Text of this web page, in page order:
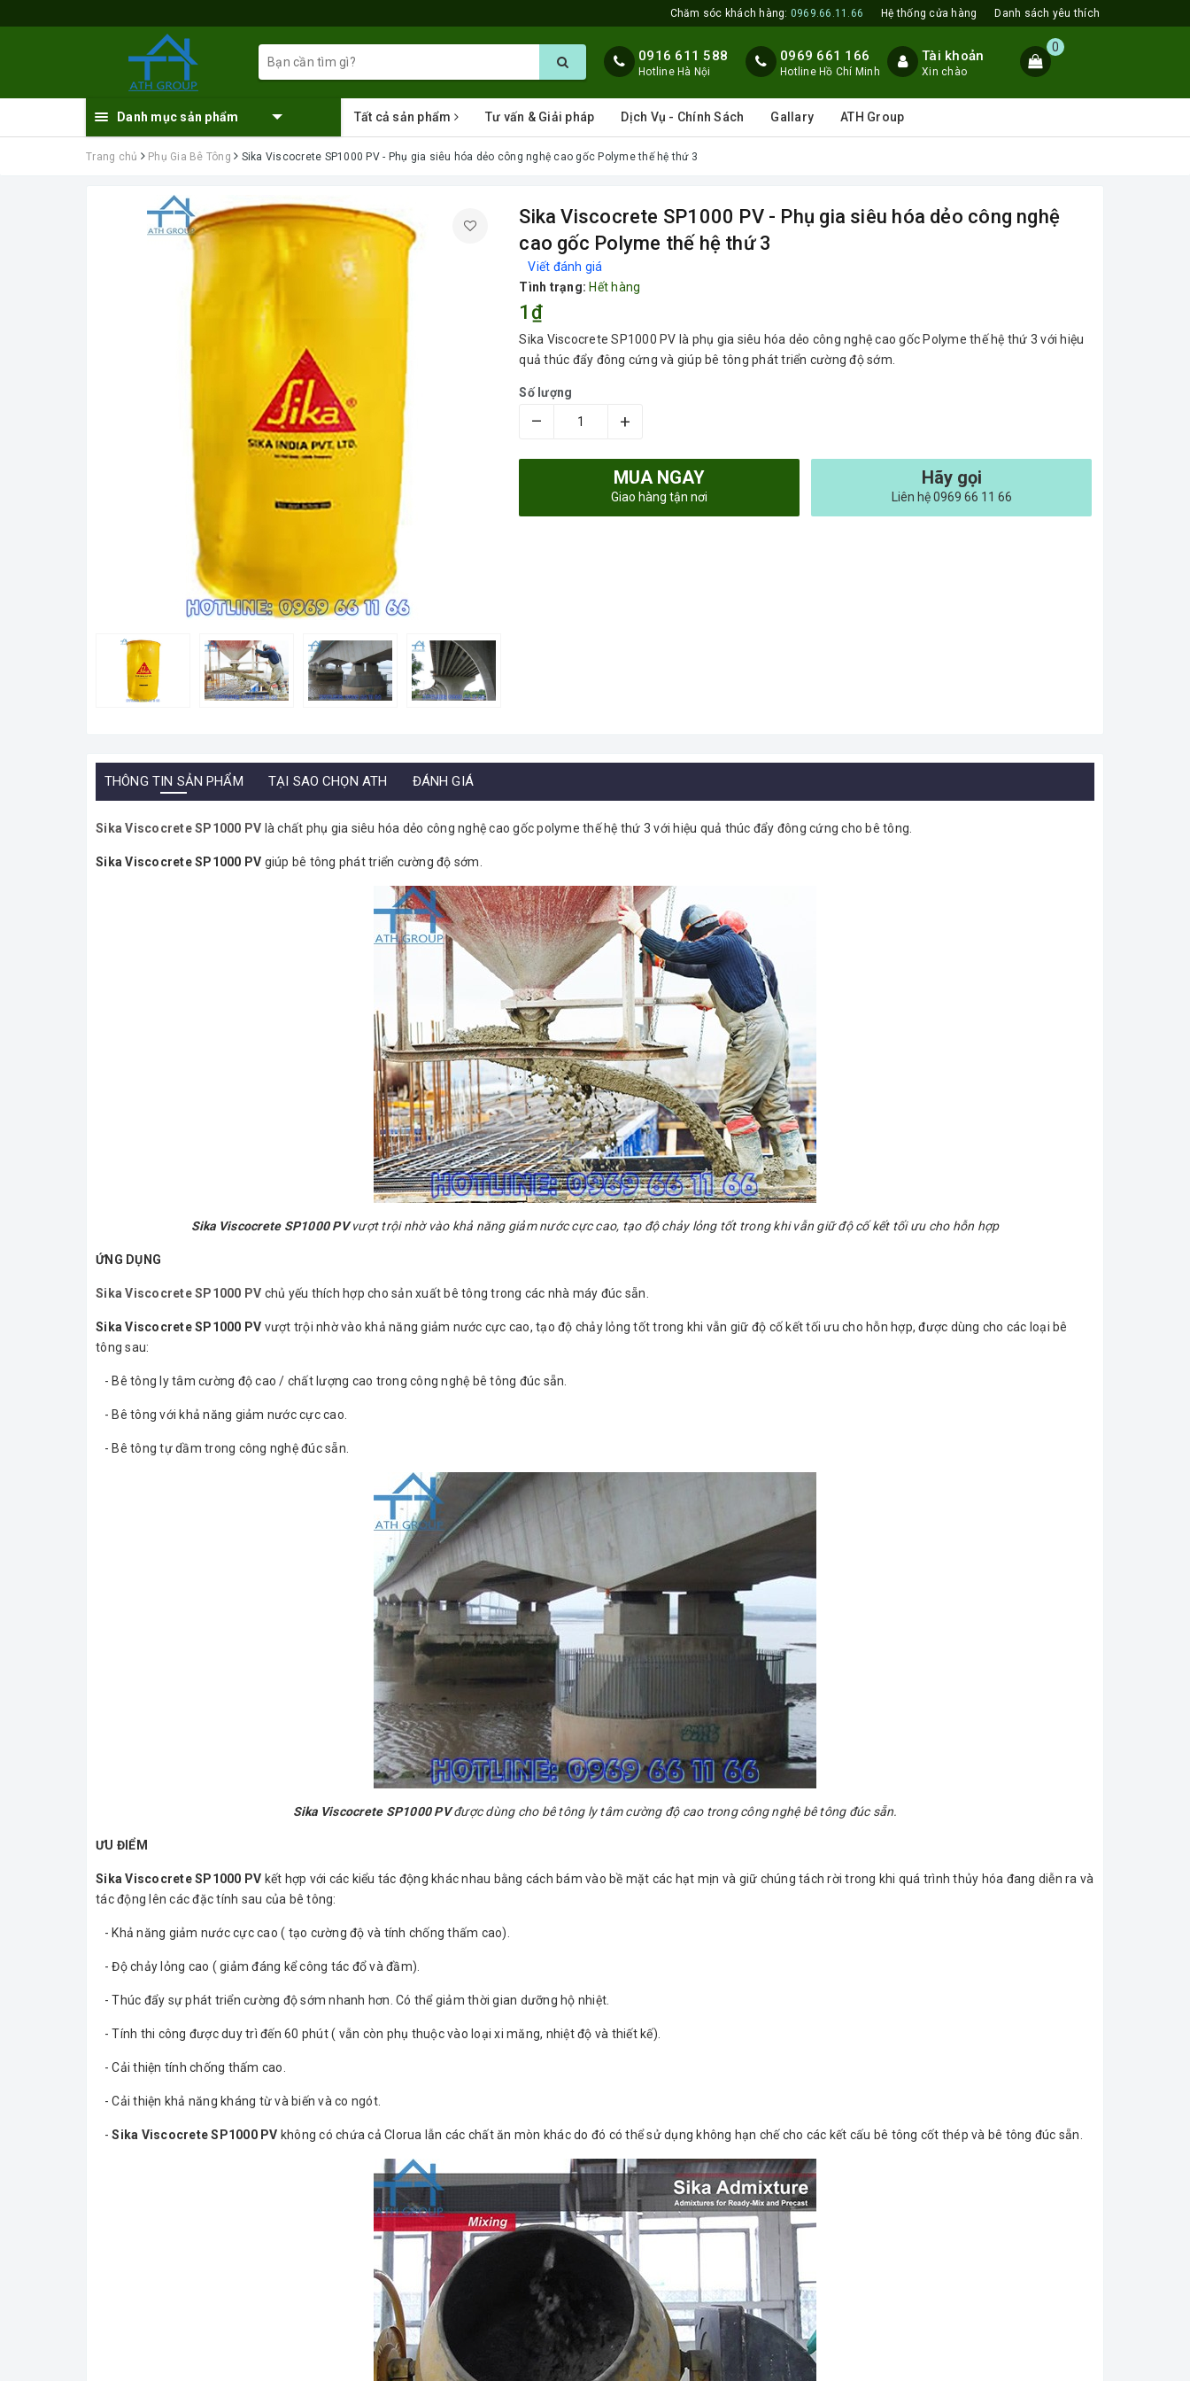
Chăm sóc khách hàng: 0969.66.11.66 Hệ thống cửa hàng Danh sách yêu thích
0916 611 588
Hotline Hà Nội
0969 661 166
Hotline Hồ Chí Minh
Tài khoản
Xin chào
0
Danh mục sản phẩm Tất cả sản phẩm Tư vấn & Giải pháp Dịch Vụ - Chính Sách Gallary ATH Group
Trang chủ Phụ Gia Bê Tông Sika Viscocrete SP1000 PV - Phụ gia siêu hóa dẻo công nghệ cao gốc Polyme thế hệ thứ 3
Sika Viscocrete SP1000 PV - Phụ gia siêu hóa dẻo công nghệ
cao gốc Polyme thế hệ thứ 3
Viết đánh giá
Tình trạng: Hết hàng
1₫
Sika Viscocrete SP1000 PV là phụ gia siêu hóa dẻo công nghệ cao gốc Polyme thế hệ thứ 3 với hiệu
quả thúc đẩy đông cứng và giúp bê tông phát triển cường độ sớm.
Số lượng
– +
MUA NGAY
Giao hàng tận nơi
Hãy gọi
Liên hệ 0969 66 11 66
THÔNG TIN SẢN PHẨM TẠI SAO CHỌN ATH ĐÁNH GIÁ
Sika Viscocrete SP1000 PV là chất phụ gia siêu hóa dẻo công nghệ cao gốc polyme thế hệ thứ 3 với hiệu quả thúc đẩy đông cứng cho bê tông.
Sika Viscocrete SP1000 PV giúp bê tông phát triển cường độ sớm.
Sika Viscocrete SP1000 PVvượt trội nhờ vào khả năng giảm nước cực cao, tạo độ chảy lỏng tốt trong khi vẫn giữ độ cố kết tối ưu cho hỗn hợp
ỨNG DỤNG
Sika Viscocrete SP1000 PV chủ yếu thích hợp cho sản xuất bê tông trong các nhà máy đúc sẵn.
Sika Viscocrete SP1000 PV vượt trội nhờ vào khả năng giảm nước cực cao, tạo độ chảy lỏng tốt trong khi vẫn giữ độ cố kết tối ưu cho hỗn hợp, được dùng cho các loại bê
tông sau:
- Bê tông ly tâm cường độ cao / chất lượng cao trong công nghệ bê tông đúc sẵn.
- Bê tông với khả năng giảm nước cực cao.
- Bê tông tự dầm trong công nghệ đúc sẵn.
Sika Viscocrete SP1000 PVđược dùng cho bê tông ly tâm cường độ cao trong công nghệ bê tông đúc sẵn.
ƯU ĐIỂM
Sika Viscocrete SP1000 PV kết hợp với các kiểu tác động khác nhau bằng cách bám vào bề mặt các hạt mịn và giữ chúng tách rời trong khi quá trình thủy hóa đang diễn ra và
tác động lên các đặc tính sau của bê tông:
- Khả năng giảm nước cực cao ( tạo cường độ và tính chống thấm cao).
- Độ chảy lỏng cao ( giảm đáng kể công tác đổ và đầm).
- Thúc đẩy sự phát triển cường độ sớm nhanh hơn. Có thể giảm thời gian dưỡng hộ nhiệt.
- Tính thi công được duy trì đến 60 phút ( vẫn còn phụ thuộc vào loại xi măng, nhiệt độ và thiết kế).
- Cải thiện tính chống thấm cao.
- Cải thiện khả năng kháng từ và biến và co ngót.
-Sika Viscocrete SP1000 PV không có chứa cả Clorua lẫn các chất ăn mòn khác do đó có thể sử dụng không hạn chế cho các kết cấu bê tông cốt thép và bê tông đúc sẵn.